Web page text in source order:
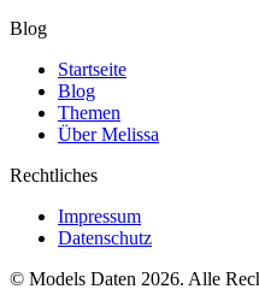
Blog
Startseite
Blog
Themen
Über Melissa
Rechtliches
Impressum
Datenschutz
© Models Daten 2026. Alle